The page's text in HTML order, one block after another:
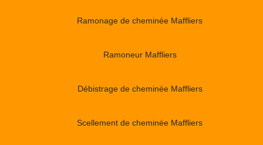
Ramonage de cheminée Maffliers
Ramoneur Maffliers
Débistrage de cheminée Maffliers
Scellement de cheminée Maffliers